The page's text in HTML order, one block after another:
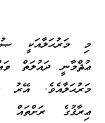
މި މަރުޙަލާއަކީ
ޢުޘްމާނީ ދައުލަތް
މަރުޙަލާއެވެ. އޭރު
ޢިރާޤުގެ ރަށްތައް